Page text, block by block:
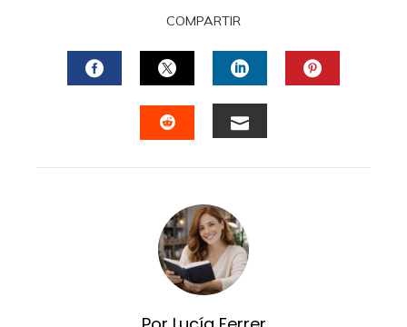
COMPARTIR
FACEBOOKTWITTERLINKEDIN